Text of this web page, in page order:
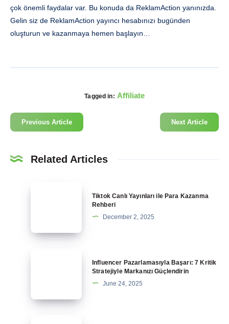
çok önemli faydalar var. Bu konuda da ReklamAction yanınızda.
Gelin siz de ReklamAction yayıncı hesabınızı bugünden
oluşturun ve kazanmaya hemen başlayın…
Tagged in: Affiliate
Previous Article Next Article
Related Articles
Para
Tiktok Canlı Yayınları ile Para Kazanma
Rehberi
December 2, 2025
Kritik
Influencer Pazarlamasıyla Başarı: 7 Kritik
Stratejiyle Markanızı Güçlendirin
June 24, 2025